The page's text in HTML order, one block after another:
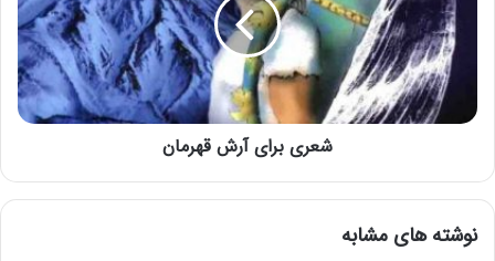
شعری برای آرش قهرمان
نوشته های مشابه